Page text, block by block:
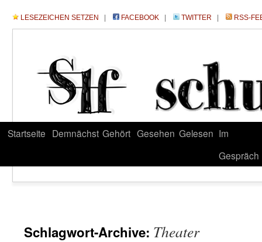
LESEZEICHEN SETZEN FACEBOOK TWITTER RSS-
Startseite Demnächst Gehört Gesehen Gelesen Im
Gespräch
Schlagwort-Archive: Theater